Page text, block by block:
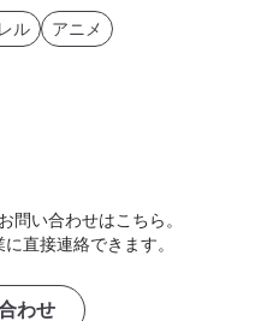
ル
アニメ
問い合わせはこちら。
直接連絡できます。
わせ